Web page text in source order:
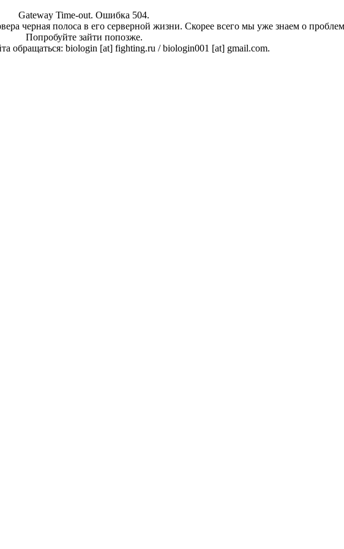
Gateway Time-out. Ошибка 504.
черная полоса в его серверной жизни. Скорее всего мы уже знаем о
Попробуйте зайти попозже.
обращаться: biologin [at] fighting.ru / biologin001 [at] gmail.com.